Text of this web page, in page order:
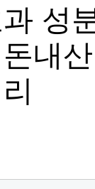
성
내